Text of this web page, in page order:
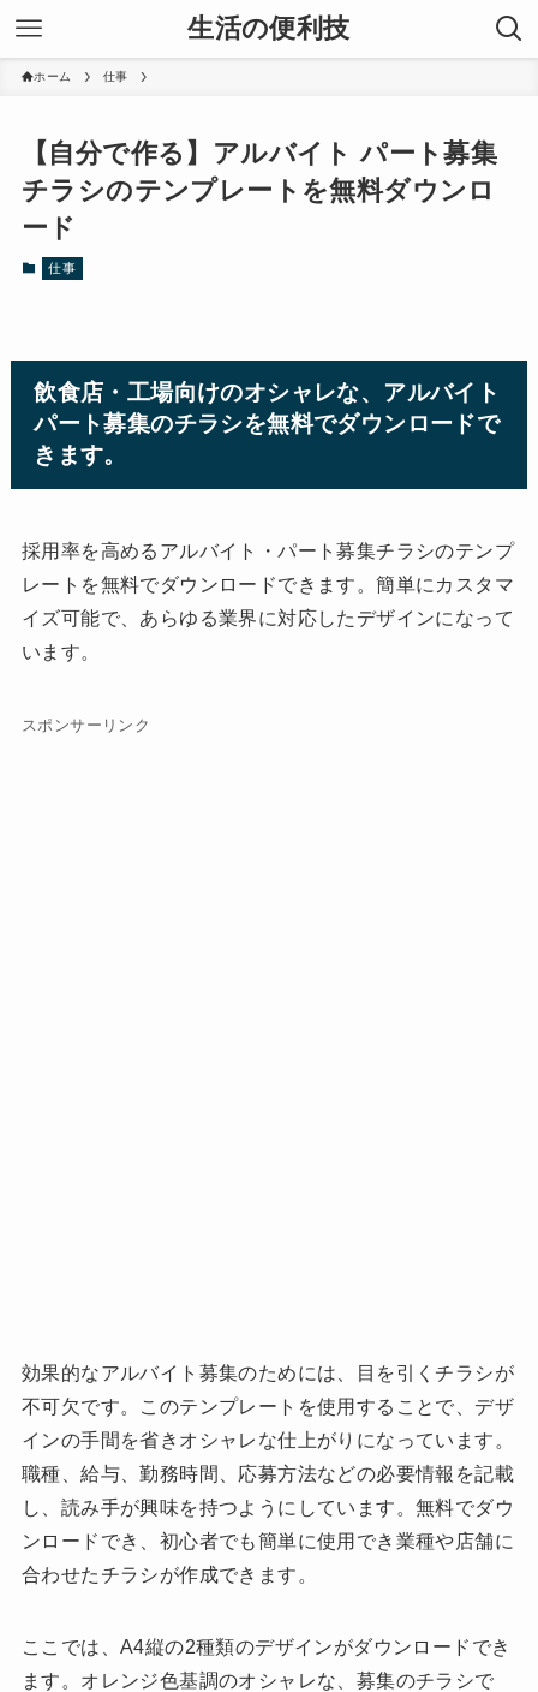
生活の便利技
ホーム 仕事
【自分で作る】アルバイト パート募集
チラシのテンプレートを無料ダウンロ
ード
仕事
飲食店・工場向けのオシャレな、アルバイト
パート募集のチラシを無料でダウンロードで
きます。
採用率を高めるアルバイト・パート募集チラシのテンプ
レートを無料でダウンロードできます。簡単にカスタマ
イズ可能で、あらゆる業界に対応したデザインになって
います。
スポンサーリンク
効果的なアルバイト募集のためには、目を引くチラシが
不可欠です。このテンプレートを使用することで、デザ
インの手間を省きオシャレな仕上がりになっています。
職種、給与、勤務時間、応募方法などの必要情報を記載
し、読み手が興味を持つようにしています。無料でダウ
ンロードでき、初心者でも簡単に使用でき業種や店舗に
合わせたチラシが作成できます。
ここでは、A4縦の2種類のデザインがダウンロードでき
ます。オレンジ色基調のオシャレな、募集のチラシで